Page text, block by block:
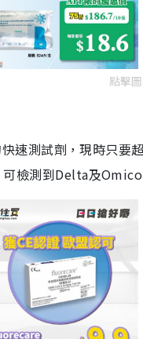
點擊
速測試劑，現時只要
檢測到Delta及